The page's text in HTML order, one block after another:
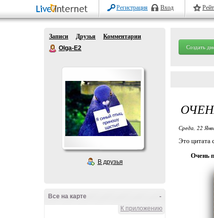
Регистрация Вход
Записи Друзья
Комментарии
Olga-E2
В друзья
-
Все на карте
К приложению
Создать
Среда, 22
Это цитата
Очень